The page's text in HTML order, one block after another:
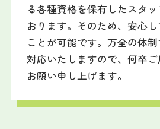
る各種資格を保有したスタ
おります。そのため、安心
ことが可能です。万全の体
対応いたしますので、何卒
お願い申し上げます。